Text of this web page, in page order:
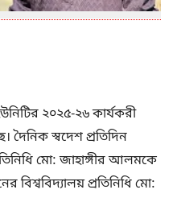
২০২৫-২৬ কার্যকরী
দৈনিক স্বদেশ প্রতিদিন
মো: জাহাঙ্গীর আলমকে
বিশ্ববিদ্যালয় প্রতিনিধি মো: